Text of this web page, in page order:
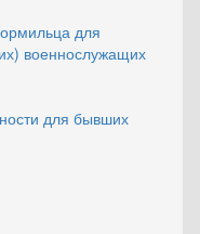
для
военнослужащих
для бывших